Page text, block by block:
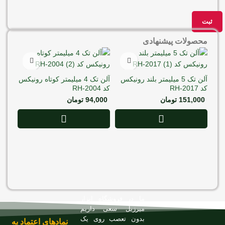
محصولات پیشنهادی
آلن تک 5 میلیمتر بلند رونیکس
کد RH-2017
151,000 تومان
آلن تک 4 میلیمتر کوتاه رونیکس
کد RH-2004
94,000 تومان
میرزبل سعی داریم
بدون تعصب روی یک
نمادهای اعتماد به